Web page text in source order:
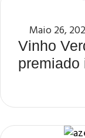
Maio 26,
Vinho
premiado